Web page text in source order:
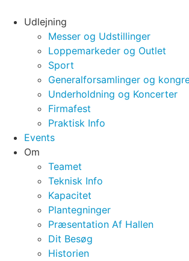
Udlejning
Messer og Udstillinger
Loppemarkeder og Outlet
Sport
Generalforsamlinger og
Underholdning og Koncerter
Firmafest
Praktisk Info
Events
Om
Teamet
Teknisk Info
Kapacitet
Plantegninger
Præsentation Af Hallen
Dit Besøg
Historien